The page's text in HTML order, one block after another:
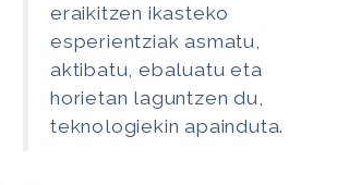
eraikitzen ikasteko
esperientziak asmatu,
aktibatu, ebaluatu eta
horietan laguntzen du,
teknologiekin apainduta.